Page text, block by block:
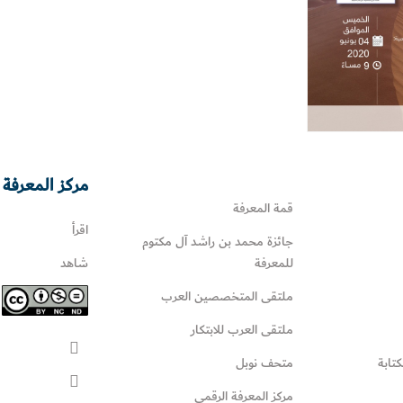
قمة المعرفة
جائزة محمد بن راشد آل مكتوم
للمعرفة
ملتقى المتخصصين العرب
ملتقى العرب للابتكار
متحف نوبل
مركز المعرفة الرقمي
مركز
اقرأ
شاهد